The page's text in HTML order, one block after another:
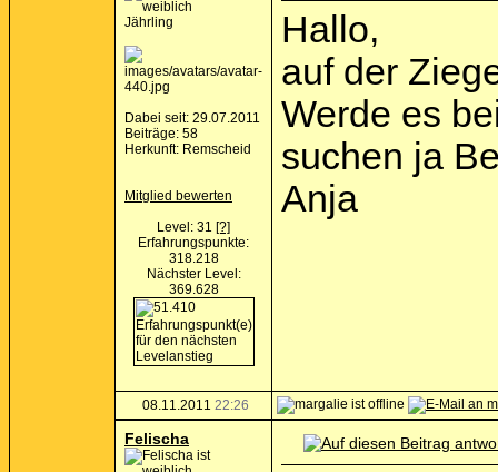
Jährling
Dabei seit: 29.07.2011
Beiträge: 58
Herkunft: Remscheid
Mitglied bewerten
Level: 31 [?]
Erfahrungspunkte:
318.218
Nächster Level:
369.628
Hallo,
auf der
Werde es
suchen ja
Anja
08.11.2011 22:26
Felischa